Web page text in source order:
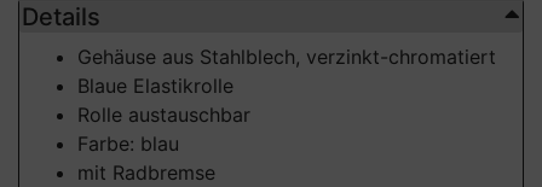
Details
Gehäuse aus Stahlblech, verzinkt-chromatiert
Blaue Elastikrolle
Rolle austauschbar
Farbe: blau
mit Radbremse